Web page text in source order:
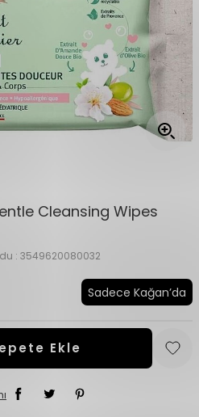
Cleansing Wipes
: 3549620080032
Sadece Kağan’da
Ekle